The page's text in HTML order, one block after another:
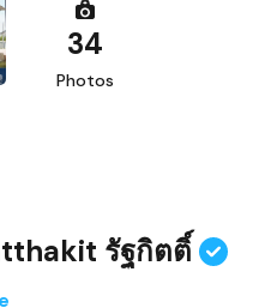
34
Photos
รัฐกิตติ์